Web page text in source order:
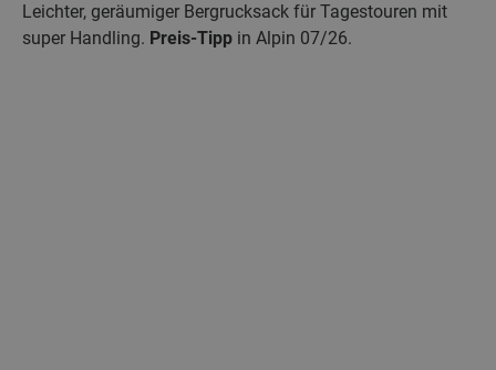
Leichter, geräumiger Bergrucksack für Tagestouren mit
super Handling. Preis-Tipp in Alpin 07/26.